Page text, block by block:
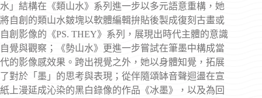
水」結構在《類山水》系列進一步以多元語意重構，她
將自創的類山水皴塊以軟體編輯拚貼後製成復刻古畫或
自創影像的《PS. THEY》系列，展現出時代主體的意識
自覺與觀察；《勢山水》更進一步嘗試在筆墨中構成當
代的影像感效果。跨出視覺之外，她以身體知覺，拓展
了對於「墨」的思考與表現；從伴隨頌缽音聲迴盪在宣
紙上漫延成沁染的黑白錄像的作品《冰墨》，以及為回